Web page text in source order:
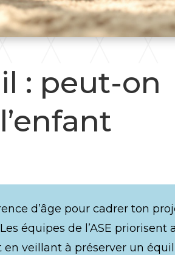
: peut-on
d’âge pour cadrer ton
équipes de l’ASE priorisent
en veillant à préserver un